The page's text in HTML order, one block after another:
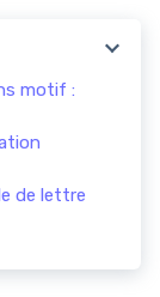
motif :
de lettre